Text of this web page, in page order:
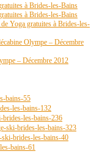
à Brides-les-Bains
à Brides-les-Bains
de Yoga gratuites à Brides-les-
Olympe – Décembre
– Décembre 2012